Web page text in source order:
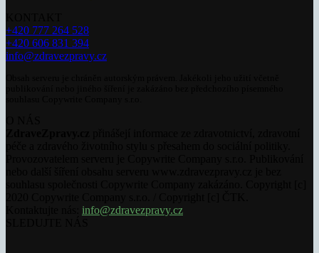
+420 777 264 528
+420 606 831 394
info@zdravezpravy.cz
info@zdravezpravy.cz